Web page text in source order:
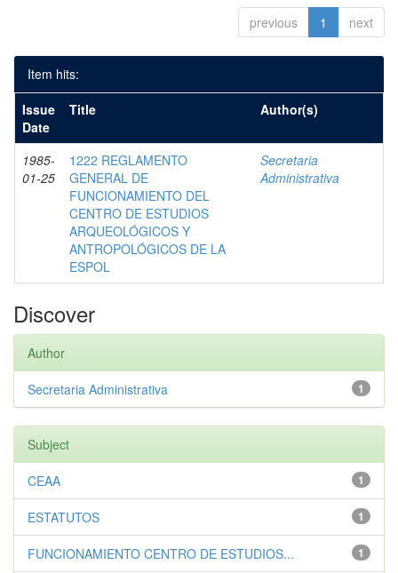
previous 1 next
Item hits:
Issue
Date
Title Author(s)
1985-
01-25
1222 REGLAMENTO
GENERAL DE
FUNCIONAMIENTO DEL
CENTRO DE ESTUDIOS
ARQUEOLÓGICOS Y
ANTROPOLÓGICOS DE LA
ESPOL
Secretaria
Administrativa
Discover
Author
1
Secretaria Administrativa
Subject
1
CEAA
1
ESTATUTOS
1
FUNCIONAMIENTO CENTRO DE ESTUDIOS...